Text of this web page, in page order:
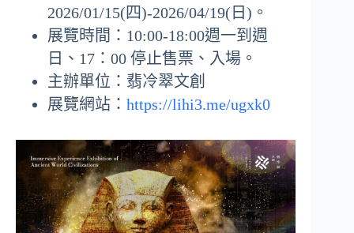
2026/01/15(四)-2026/04/19(日)。
展覽時間：10:00-18:00週一到週
日、17：00 停止售票、入場。
主辦單位：翡冷翠文創
展覽網站： https://lihi3.me/ugxk0